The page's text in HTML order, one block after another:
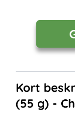
Kort
(55 g) -